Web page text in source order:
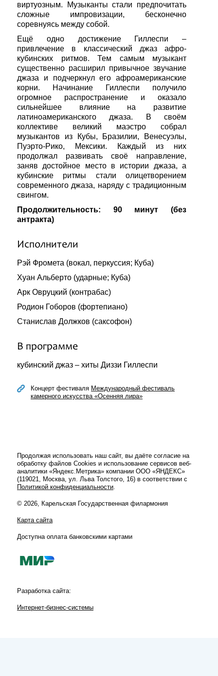
виртуозным. Музыканты стали предпочитать
сложные импровизации, бесконечно
соревнуясь между собой.
Ещё одно достижение Гиллеспи –
привлечение в классический джаз афро-
кубинских ритмов. Тем самым музыкант
существенно расширил привычное звучание
джаза и подчеркнул его афроамериканские
корни. Начинание Гиллеспи получило
огромное распространение и оказало
сильнейшее влияние на развитие
латиноамериканского джаза. В своём
коллективе великий маэстро собрал
музыкантов из Кубы, Бразилии, Венесуэлы,
Пуэрто-Рико, Мексики. Каждый из них
продолжал развивать своё направление,
заняв достойное место в истории джаза, а
кубинские ритмы стали олицетворением
современного джаза, наряду с традиционным
свингом.
Продолжительность: 90 минут (без
антракта)
Исполнители
Рэй Фромета (вокал, перкуссия; Куба)
Хуан Альберто (ударные; Куба)
Арк Овруцкий (контрабаc)
Родион Гоборов (фортепиано)
Станислав Должков (саксофон)
В программе
кубинский джаз – хиты Диззи Гиллеспи
Концерт фестиваля Международный фестиваль
камерного искусства «Осенняя лира»
Продолжая использовать наш сайт, вы даёте согласие на
обработку файлов Cookies и использование сервисов веб-
аналитики «Яндекс.Метрика» компании ООО «ЯНДЕКС»
(119021, Москва, ул. Льва Толстого, 16) в соответствии с
Политикой конфиденциальности.
© 2026, Карельская Государственная филармония
Карта сайта
Доступна оплата банковскими картами
Разработка сайта:
Интернет-бизнес-системы